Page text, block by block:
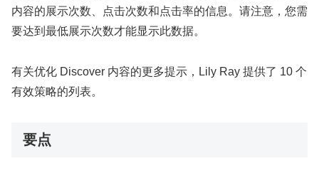
内容的展示次数、点击次数和点击率的信息。请注意，您需
要达到最低展示次数才能显示此数据。
有关优化 Discover 内容的更多提示，Lily Ray 提供了 10 个
有效策略的列表。
要点